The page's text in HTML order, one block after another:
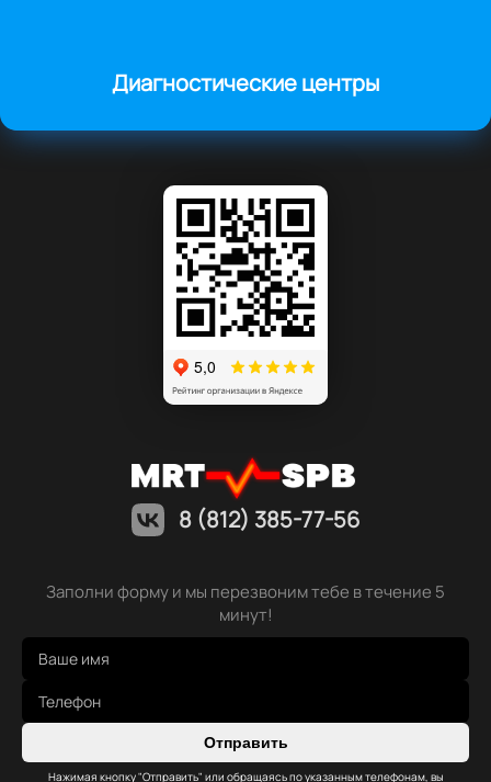
Диагностические центры
8 (812) 385-77-56
Заполни форму и мы перезвоним тебе в течение 5
минут!
Отправить
Нажимая кнопку "Отправить" или обращаясь по указанным телефонам, вы